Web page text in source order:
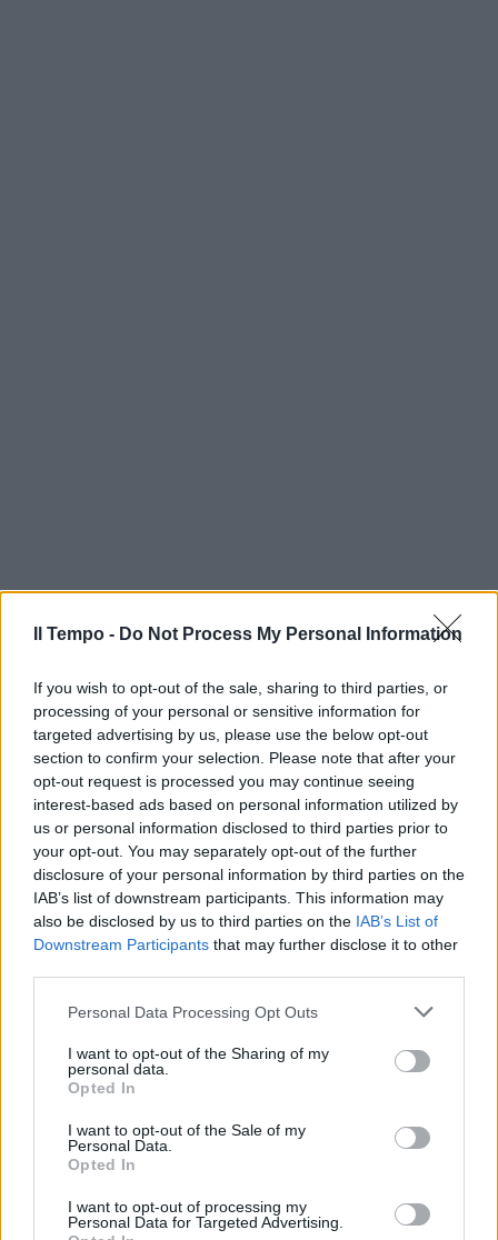
Il Tempo - Do Not Process My Personal Information
If you wish to opt-out of the sale, sharing to third parties, or
processing of your personal or sensitive information for
targeted advertising by us, please use the below opt-out
section to confirm your selection. Please note that after your
opt-out request is processed you may continue seeing
interest-based ads based on personal information utilized by
us or personal information disclosed to third parties prior to
your opt-out. You may separately opt-out of the further
disclosure of your personal information by third parties on the
IAB’s list of downstream participants. This information may
also be disclosed by us to third parties on the IAB’s List of
Downstream Participants that may further disclose it to other
Personal Data Processing Opt Outs
I want to opt-out of the Sharing of my
personal data.
Opted In
I want to opt-out of the Sale of my
Personal Data.
Opted In
I want to opt-out of processing my
Personal Data for Targeted Advertising.